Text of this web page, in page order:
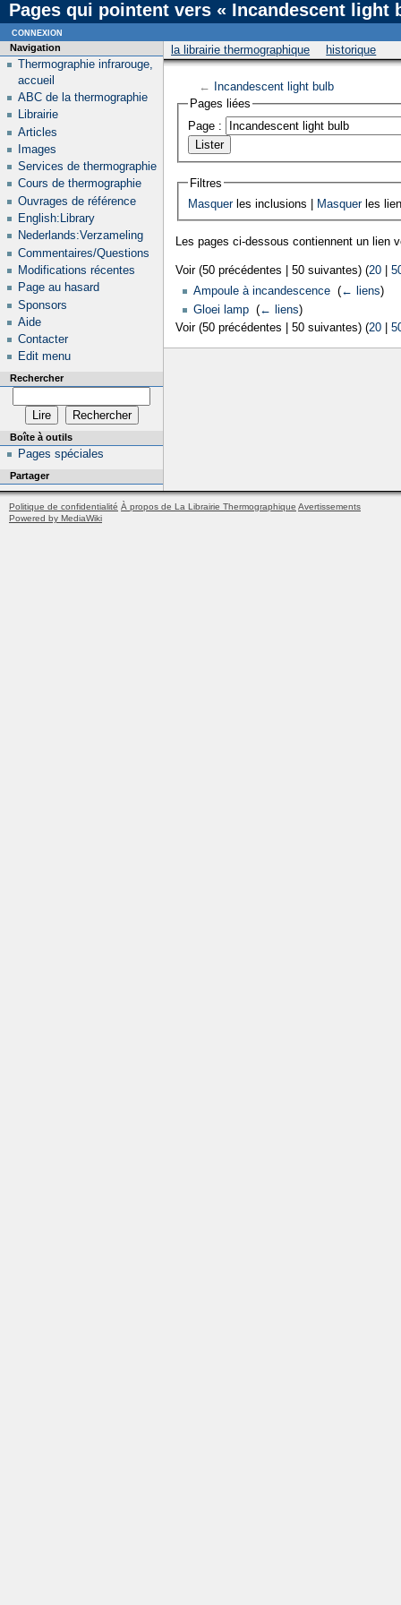
Pages qui pointent vers « Incandescent light
la librairie thermographique historique
←
Incandescent light bulb
Pages liées
Page :
Filtres
Masquerles inclusions | Masquerles
Les pages ci-dessous contiennent un lien
Voir (50 précédentes | 50 suivantes) (20
Ampoule à incandescence‎ (← liens)
Gloei lamp‎ (← liens)
Voir (50 précédentes | 50 suivantes) (20
Navigation
Thermographie infrarouge,
accueil
ABC de la thermographie
Librairie
Articles
Images
Services de thermographie
Cours de thermographie
Ouvrages de référence
English:Library
Nederlands:Verzameling
Commentaires/Questions
Modifications récentes
Page au hasard
Sponsors
Aide
Contacter
Edit menu
Rechercher
Boîte à outils
Pages spéciales
Partager
connexion
Politique de confidentialité À propos de La Librairie Thermographique Avertissements
Powered by MediaWiki